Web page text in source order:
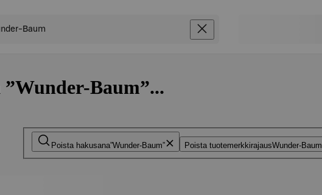
Baum”...
Poista hakusana Wunder-Baum Poista tuotemerkkirajausWunder-Baum